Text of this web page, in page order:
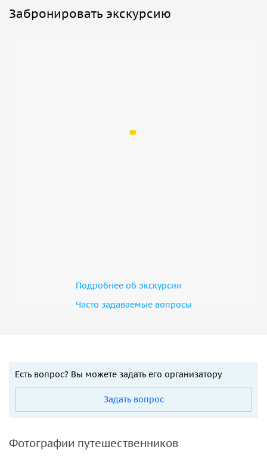
Забронировать экскурсию
Подробнее об экскурсии
Часто задаваемые вопросы
Есть вопрос? Вы можете задать его организатору
Задать вопрос
Фотографии путешественников